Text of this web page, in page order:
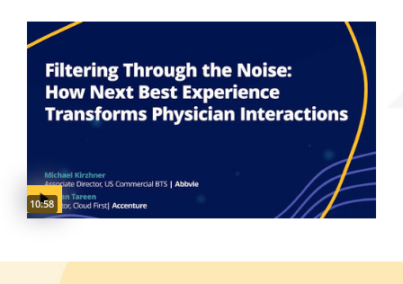
Video duration:
10:58